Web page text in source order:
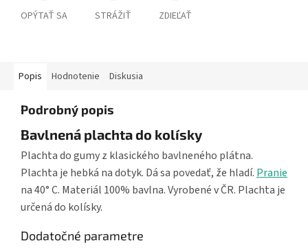
OPÝTAŤ SA STRÁŽIŤ ZDIEĽAŤ
Popis Hodnotenie Diskusia
Podrobný popis
Bavlnená plachta do kolísky
Plachta do gumy z klasického bavlneného plátna.
Plachta je hebká na dotyk. Dá sa povedať, že hladí. Pranie
na 40° C. Materiál 100% bavlna. Vyrobené v ČR. Plachta je
určená do kolísky.
Dodatočné parametre